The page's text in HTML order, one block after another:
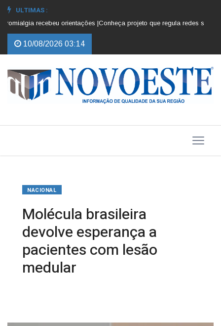
ULTIMAS :
recebeu orientações |Conheça projeto que regula redes sociais
10/08/2026 03:14
NACIONAL
Molécula brasileira
devolve esperança a
pacientes com lesão
medular